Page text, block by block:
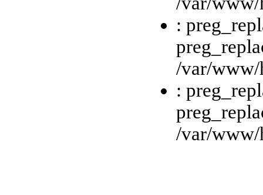
:
/var/www/
:
/var/www/